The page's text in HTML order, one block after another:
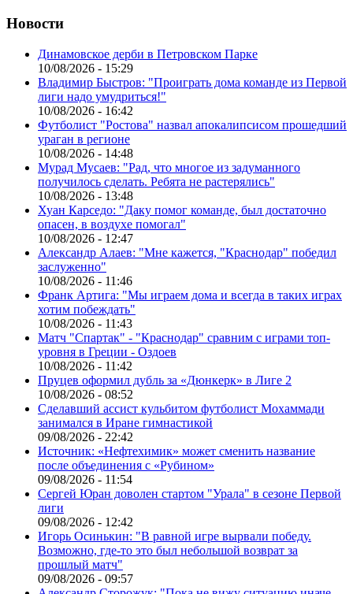
Новости
Динамовское дерби в Петровском Парке
10/08/2026 - 15:29
Владимир Быстров: "Проиграть дома команде из Первой
лиги надо умудриться!"
10/08/2026 - 16:42
Футболист "Ростова" назвал апокалипсисом прошедший
ураган в регионе
10/08/2026 - 14:48
Мурад Мусаев: "Рад, что многое из задуманного
получилось сделать. Ребята не растерялись"
10/08/2026 - 13:48
Хуан Карседо: "Даку помог команде, был достаточно
опасен, в воздухе помогал"
10/08/2026 - 12:47
Александр Алаев: "Мне кажется, "Краснодар" победил
заслуженно"
10/08/2026 - 11:46
Франк Артига: "Мы играем дома и всегда в таких играх
хотим побеждать"
10/08/2026 - 11:43
Матч "Спартак" - "Краснодар" сравним с играми топ-
уровня в Греции - Оздоев
10/08/2026 - 11:42
Пруцев оформил дубль за «Дюнкерк» в Лиге 2
10/08/2026 - 08:52
Сделавший ассист кульбитом футболист Мохаммади
занимался в Иране гимнастикой
09/08/2026 - 22:42
Источник: «Нефтехимик» может сменить название
после объединения с «Рубином»
09/08/2026 - 11:54
Сергей Юран доволен стартом "Урала" в сезоне Первой
лиги
09/08/2026 - 12:42
Игорь Осинькин: "В равной игре вырвали победу.
Возможно, где-то это был небольшой возврат за
прошлый матч"
09/08/2026 - 09:57